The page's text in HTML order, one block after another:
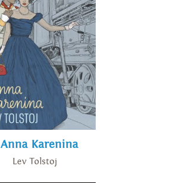
Anna Karenina
Lev Tolstoj